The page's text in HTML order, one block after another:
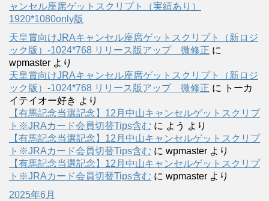
ャンセル座席ゲットスクリプト（実績あり）
1920*1080only版
天皇賞向けJRAキャンセル座席ゲットスクリプト（新ロジ
ック版）-1024*768 リリース版アップ 微修正 に
wpmaster より
天皇賞向けJRAキャンセル座席ゲットスクリプト（新ロジ
ック版）-1024*768 リリース版アップ 微修正 に
トーカ
イテイオー好き より
【有馬記念当選記念】12月中山キャンセルゲットスクリプ
ト※JRAカード会員切替Tips含む に よう より
【有馬記念当選記念】12月中山キャンセルゲットスクリプ
ト※JRAカード会員切替Tips含む に wpmaster より
【有馬記念当選記念】12月中山キャンセルゲットスクリプ
ト※JRAカード会員切替Tips含む に wpmaster より
2025年6月